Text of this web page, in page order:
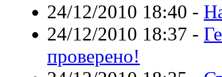
24/12/2010 18:40 -
24/12/2010 18:37 -
проверено!